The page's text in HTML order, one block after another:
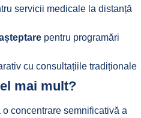
servicii medicale la distanță
pentru programări
cu consultațiile tradiționale
mai mult?
concentrare semnificativă a